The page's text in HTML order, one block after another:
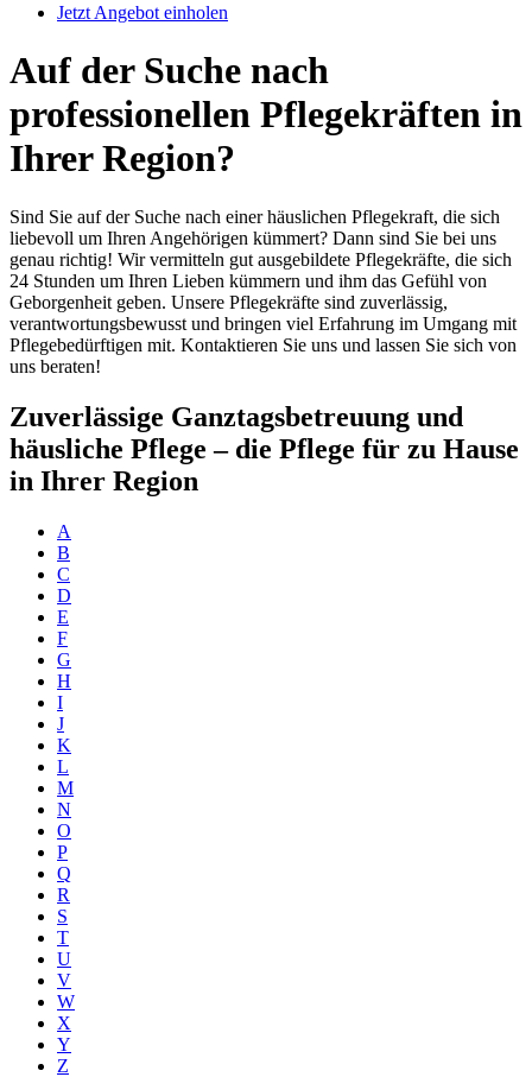
Jetzt Angebot einholen
Auf der Suche nach
professionellen Pflegekräften in
Ihrer Region?
Sind Sie auf der Suche nach einer häuslichen Pflegekraft, die sich
liebevoll um Ihren Angehörigen kümmert? Dann sind Sie bei uns
genau richtig! Wir vermitteln gut ausgebildete Pflegekräfte, die sich
24 Stunden um Ihren Lieben kümmern und ihm das Gefühl von
Geborgenheit geben. Unsere Pflegekräfte sind zuverlässig,
verantwortungsbewusst und bringen viel Erfahrung im Umgang mit
Pflegebedürftigen mit. Kontaktieren Sie uns und lassen Sie sich von
uns beraten!
Zuverlässige Ganztagsbetreuung und
häusliche Pflege – die Pflege für zu Hause
in Ihrer Region
A
B
C
D
E
F
G
H
I
J
K
L
M
N
O
P
Q
R
S
T
U
V
W
X
Y
Z